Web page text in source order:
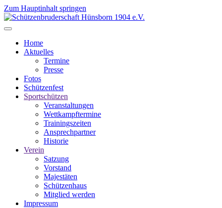
Zum Hauptinhalt springen
Home
Aktuelles
Termine
Presse
Fotos
Schützenfest
Sportschützen
Veranstaltungen
Wettkampftermine
Trainingszeiten
Ansprechpartner
Historie
Verein
Satzung
Vorstand
Majestäten
Schützenhaus
Mitglied werden
Impressum